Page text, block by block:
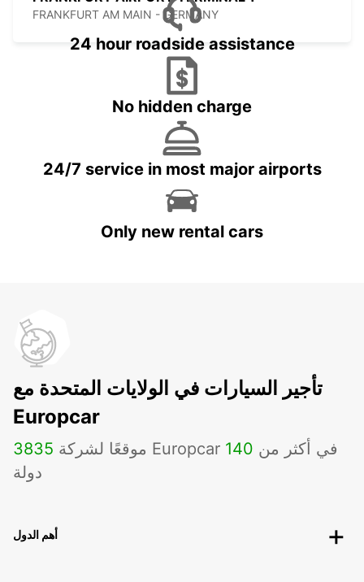
FRANKFURT AM MAIN - GERMANY
24 hour roadside assistance
No hidden charge
24/7 service in most major airports
Only new rental cars
تأجير السيارات في الولايات المتحدة مع
Europcar
3835 موقعًا لشركة Europcar في أكثر من 140
دولة
أهم الدول